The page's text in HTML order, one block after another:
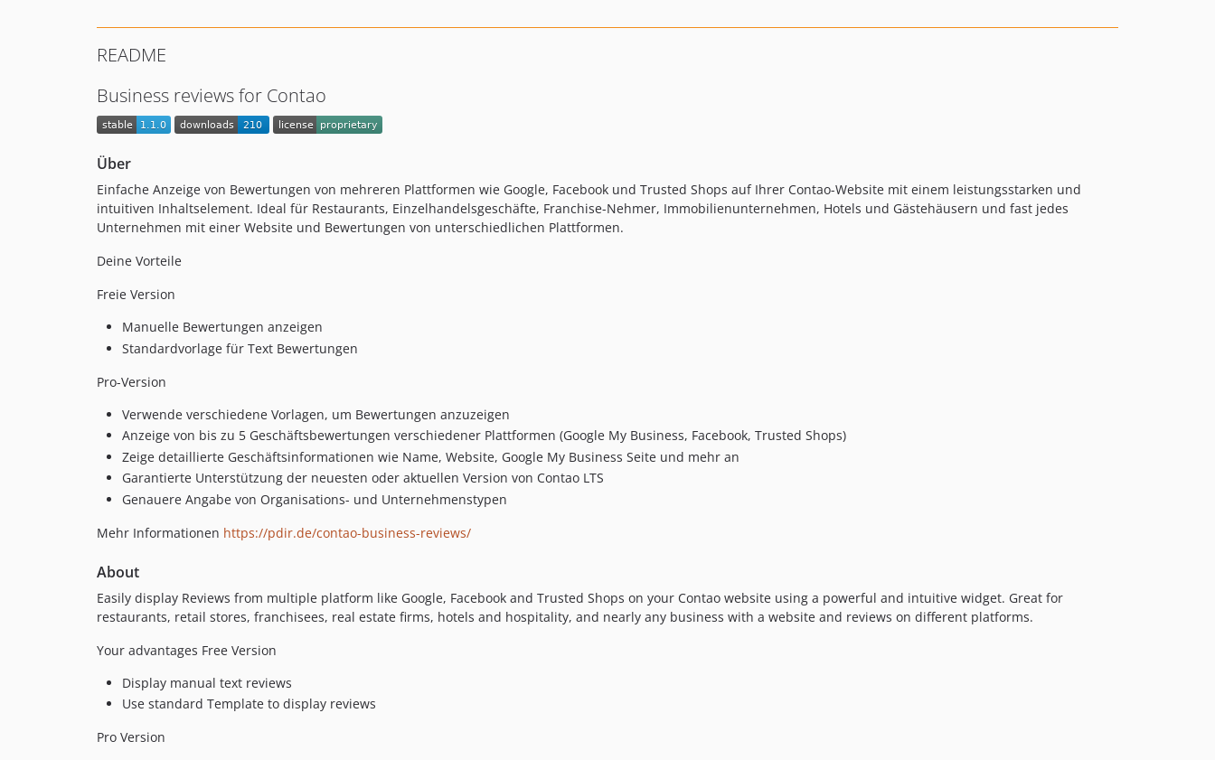
README
Business reviews for Contao
Über
Einfache Anzeige von Bewertungen von mehreren Plattformen wie Google, Facebook und Trusted Shops auf Ihrer Contao-Website mit einem leistungsstarken und
intuitiven Inhaltselement. Ideal für Restaurants, Einzelhandelsgeschäfte, Franchise-Nehmer, Immobilienunternehmen, Hotels und Gästehäusern und fast jedes
Unternehmen mit einer Website und Bewertungen von unterschiedlichen Plattformen.
Deine Vorteile
Freie Version
Manuelle Bewertungen anzeigen
Standardvorlage für Text Bewertungen
Pro-Version
Verwende verschiedene Vorlagen, um Bewertungen anzuzeigen
Anzeige von bis zu 5 Geschäftsbewertungen verschiedener Plattformen (Google My Business, Facebook, Trusted Shops)
Zeige detaillierte Geschäftsinformationen wie Name, Website, Google My Business Seite und mehr an
Garantierte Unterstützung der neuesten oder aktuellen Version von Contao LTS
Genauere Angabe von Organisations- und Unternehmenstypen
Mehr Informationen https://pdir.de/contao-business-reviews/
About
Easily display Reviews from multiple platform like Google, Facebook and Trusted Shops on your Contao website using a powerful and intuitive widget. Great for
restaurants, retail stores, franchisees, real estate firms, hotels and hospitality, and nearly any business with a website and reviews on different platforms.
Your advantages Free Version
Display manual text reviews
Use standard Template to display reviews
Pro Version